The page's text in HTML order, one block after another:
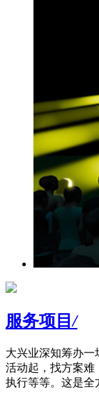
服务项目/
大兴业深知筹办
活动起，找方案难
执行等等。这是全